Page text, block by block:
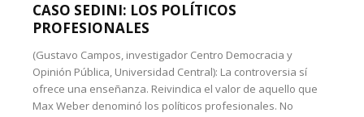
CASO SEDINI: LOS POLÍTICOS
PROFESIONALES
(Gustavo Campos, investigador Centro Democracia y
Opinión Pública, Universidad Central): La controversia sí
ofrece una enseñanza. Reivindica el valor de aquello que
Max Weber denominó los políticos profesionales. No